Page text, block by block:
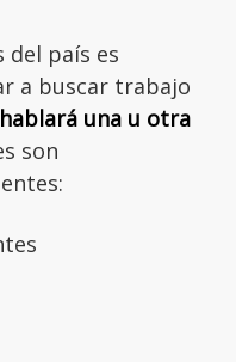
del país es
a buscar trabajo
una u otra
son